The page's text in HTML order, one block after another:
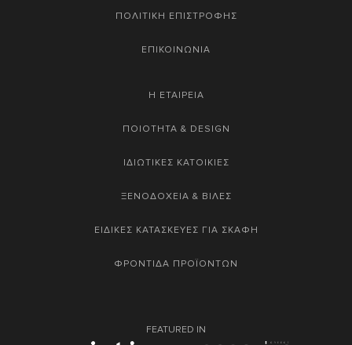
ΠΟΛΙΤΙΚΗ ΕΠΙΣΤΡΟΦΗΣ
ΕΠΙΚΟΙΝΩΝΙΑ
Η ΕΤΑΙΡΕΙΑ
ΠΟΙΟΤΗΤΑ & DESIGN
ΙΔΙΩΤΙΚΕΣ ΚΑΤΟΙΚΙΕΣ
ΞΕΝΟΔΟΧΕΙΑ & ΒΙΛΕΣ
ΕΙΔΙΚΕΣ ΚΑΤΑΣΚΕΥΕΣ ΓΙΑ ΣΚΑΦΗ
ΦΡΟΝΤΙΔΑ ΠΡΟΪΟΝΤΩΝ
FEATURED IN